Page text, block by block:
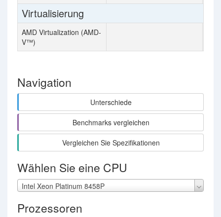
Virtualisierung
AMD Virtualization (AMD-
V™)
Navigation
Unterschiede
Benchmarks vergleichen
Vergleichen Sie Spezifikationen
Wählen Sie eine CPU
Intel Xeon Platinum 8458P
Prozessoren